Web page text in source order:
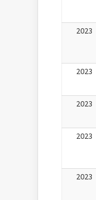
2023
2023
2023
2023
2023